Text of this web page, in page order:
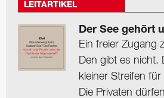
LEITARTIKEL
Der See gehört
Ein freier Zugang
Den gibt es nicht.
kleiner Streifen für
Die Privaten